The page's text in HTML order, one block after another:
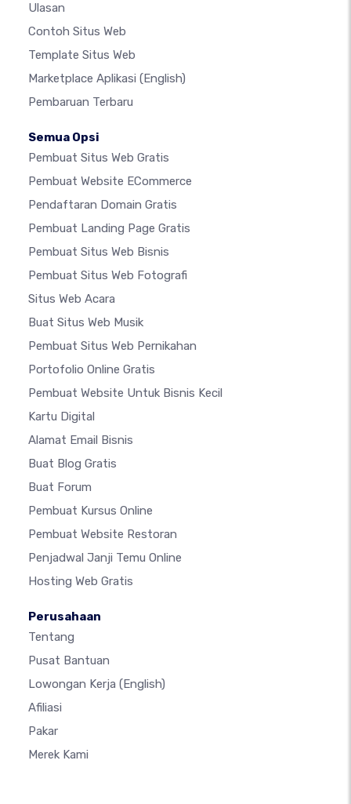
Ulasan
Contoh Situs Web
Template Situs Web
Marketplace Aplikasi (English)
Pembaruan Terbaru
Semua Opsi
Pembuat Situs Web Gratis
Pembuat Website ECommerce
Pendaftaran Domain Gratis
Pembuat Landing Page Gratis
Pembuat Situs Web Bisnis
Pembuat Situs Web Fotografi
Situs Web Acara
Buat Situs Web Musik
Pembuat Situs Web Pernikahan
Portofolio Online Gratis
Pembuat Website Untuk Bisnis Kecil
Kartu Digital
Alamat Email Bisnis
Buat Blog Gratis
Buat Forum
Pembuat Kursus Online
Pembuat Website Restoran
Penjadwal Janji Temu Online
Hosting Web Gratis
Perusahaan
Tentang
Pusat Bantuan
Lowongan Kerja (English)
Afiliasi
Pakar
Merek Kami